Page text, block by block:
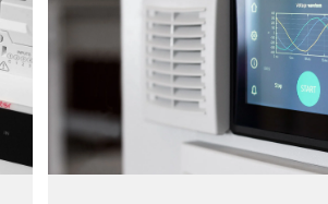
Terciario, edificios e